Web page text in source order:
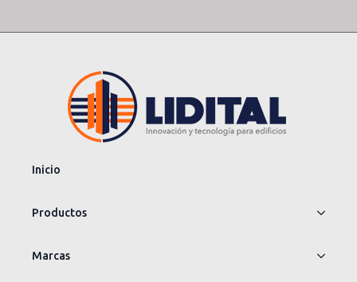
Inicio
Productos
Marcas